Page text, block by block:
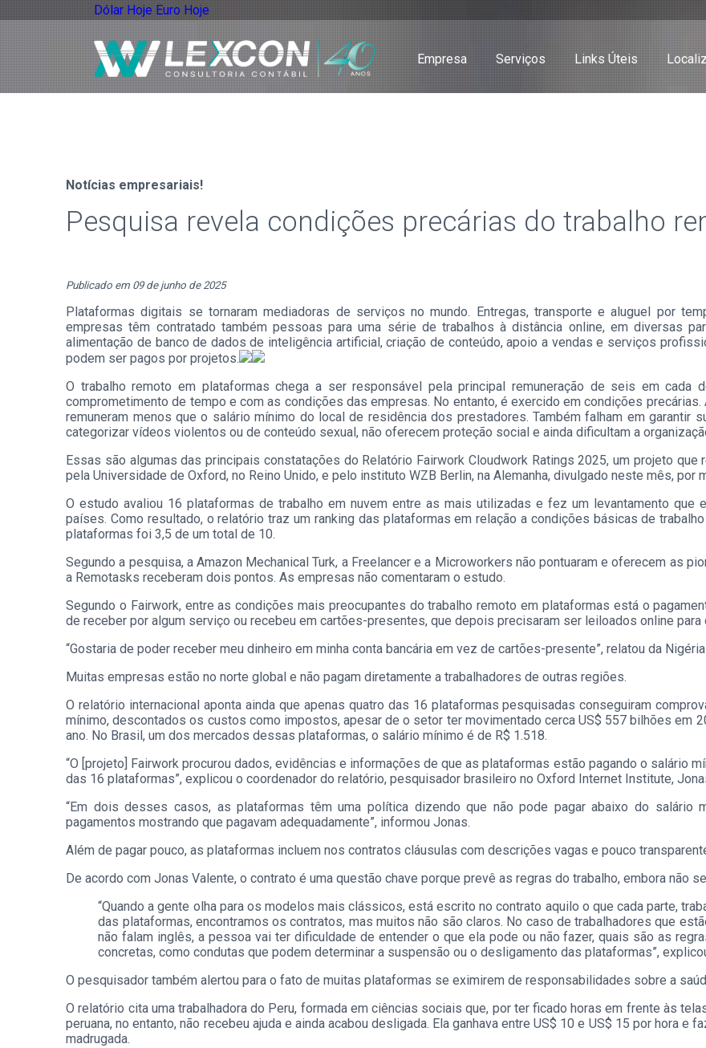
Dólar Hoje Euro Hoje
Empresa Serviços Links Úteis
Notícias empresariais!
Pesquisa revela condições precárias do trabalho
Publicado em 09 de junho de 2025
Plataformas digitais se tornaram mediadoras de serviços no mundo. Entregas, transporte e aluguel por
empresas têm contratado também pessoas para uma série de trabalhos à distância online, em diversas
alimentação de banco de dados de inteligência artificial, criação de conteúdo, apoio a vendas e serviços
podem ser pagos por projetos.
O trabalho remoto em plataformas chega a ser responsável pela principal remuneração de seis em cada
comprometimento de tempo e com as condições das empresas. No entanto, é exercido em condições
remuneram menos que o salário mínimo do local de residência dos prestadores. Também falham em garantir
categorizar vídeos violentos ou de conteúdo sexual, não oferecem proteção social e ainda dificultam a
Essas são algumas das principais constatações do Relatório Fairwork Cloudwork Ratings 2025, um projeto
pela Universidade de Oxford, no Reino Unido, e pelo instituto WZB Berlin, na Alemanha, divulgado neste mês, por
O estudo avaliou 16 plataformas de trabalho em nuvem entre as mais utilizadas e fez um levantamento que
países. Como resultado, o relatório traz um ranking das plataformas em relação a condições básicas de
plataformas foi 3,5 de um total de 10.
Segundo a pesquisa, a Amazon Mechanical Turk, a Freelancer e a Microworkers não pontuaram e oferecem as
a Remotasks receberam dois pontos. As empresas não comentaram o estudo.
Segundo o Fairwork, entre as condições mais preocupantes do trabalho remoto em plataformas está o
de receber por algum serviço ou recebeu em cartões-presentes, que depois precisaram ser leiloados online
“Gostaria de poder receber meu dinheiro em minha conta bancária em vez de cartões-presente”, relatou da
Muitas empresas estão no norte global e não pagam diretamente a trabalhadores de outras regiões.
O relatório internacional aponta ainda que apenas quatro das 16 plataformas pesquisadas conseguiram
mínimo, descontados os custos como impostos, apesar de o setor ter movimentado cerca US$ 557 bilhões em
ano. No Brasil, um dos mercados dessas plataformas, o salário mínimo é de R$ 1.518.
“O [projeto] Fairwork procurou dados, evidências e informações de que as plataformas estão pagando o salário
das 16 plataformas”, explicou o coordenador do relatório, pesquisador brasileiro no Oxford Internet Institute,
“Em dois desses casos, as plataformas têm uma política dizendo que não pode pagar abaixo do salário
pagamentos mostrando que pagavam adequadamente”, informou Jonas.
Além de pagar pouco, as plataformas incluem nos contratos cláusulas com descrições vagas e pouco
De acordo com Jonas Valente, o contrato é uma questão chave porque prevê as regras do trabalho, embora não
“Quando a gente olha para os modelos mais clássicos, está escrito no contrato aquilo o que cada parte,
das plataformas, encontramos os contratos, mas muitos não são claros. No caso de trabalhadores que
não falam inglês, a pessoa vai ter dificuldade de entender o que ela pode ou não fazer, quais são as
concretas, como condutas que podem determinar a suspensão ou o desligamento das plataformas”,
O pesquisador também alertou para o fato de muitas plataformas se eximirem de responsabilidades sobre a
O relatório cita uma trabalhadora do Peru, formada em ciências sociais que, por ter ficado horas em frente às
peruana, no entanto, não recebeu ajuda e ainda acabou desligada. Ela ganhava entre US$ 10 e US$ 15 por hora e
madrugada.